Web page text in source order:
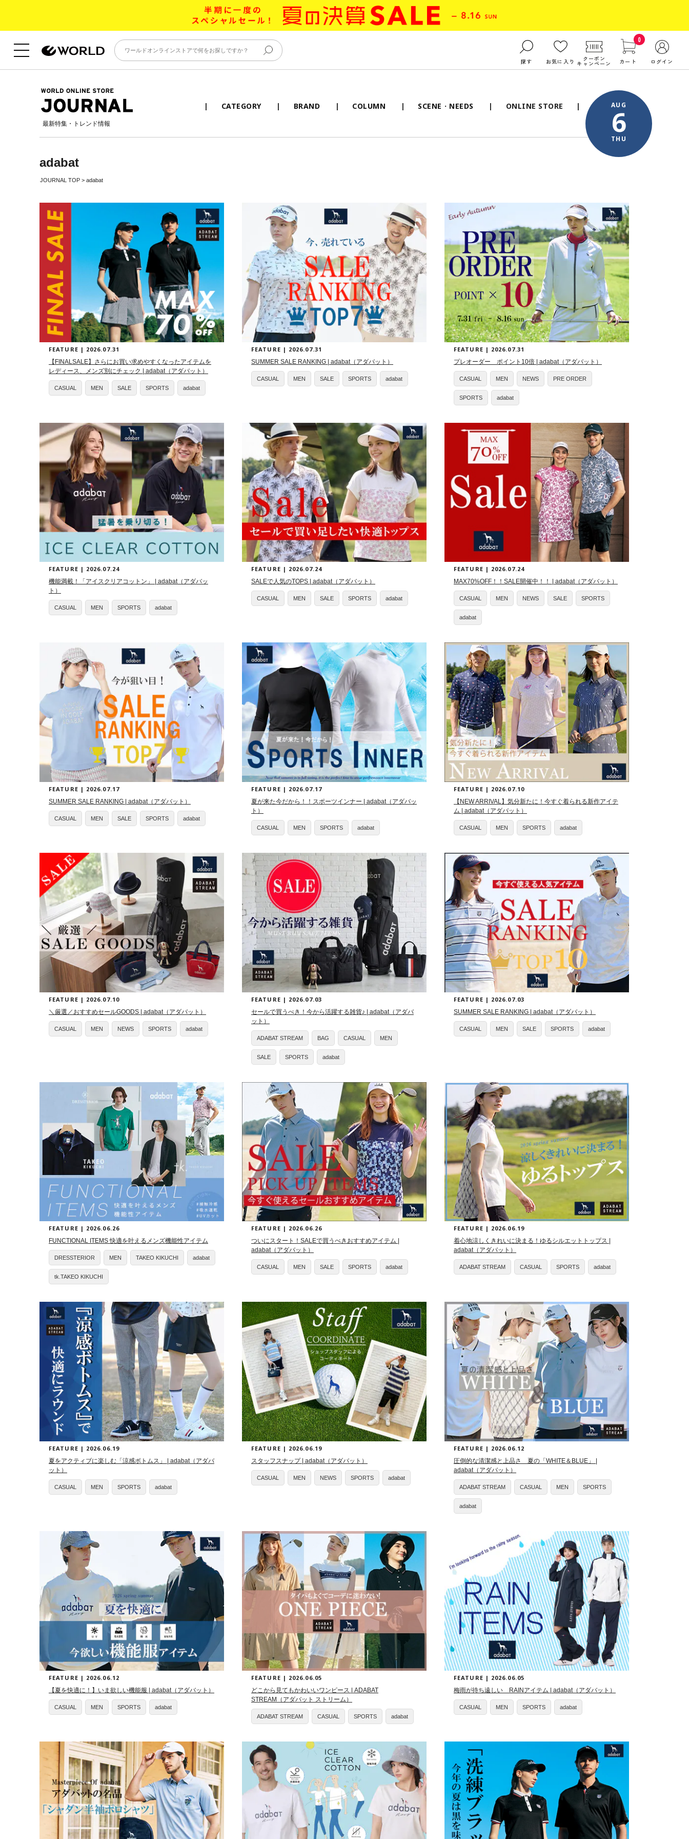
探す お気に入り クーポン
キャンペーン
0
カート ログイン
最新特集・トレンド情報
CATEGORY BRAND COLUMN SCENE・NEEDS ONLINE STORE AUG
6
THU
adabat
JOURNAL TOP > adabat
FEATURE | 2026.07.31
【FINALSALE】さらにお買い求めやすくなったアイテムを
レディース、メンズ別にチェック | adabat（アダバット）
CASUAL MEN SALE SPORTS adabat
FEATURE | 2026.07.31
SUMMER SALE RANKING | adabat（アダバット）
CASUAL MEN SALE SPORTS adabat
FEATURE | 2026.07.31
プレオーダー ポイント10倍 | adabat（アダバット）
CASUAL MEN NEWS PRE ORDER
SPORTS adabat
FEATURE | 2026.07.24
機能満載！「アイスクリアコットン」 | adabat（アダバッ
ト）
CASUAL MEN SPORTS adabat
FEATURE | 2026.07.24
SALEで人気のTOPS | adabat（アダバット）
CASUAL MEN SALE SPORTS adabat
FEATURE | 2026.07.24
MAX70%OFF！！SALE開催中！！ | adabat（アダバット）
CASUAL MEN NEWS SALE SPORTS
adabat
FEATURE | 2026.07.17
SUMMER SALE RANKING | adabat（アダバット）
CASUAL MEN SALE SPORTS adabat
FEATURE | 2026.07.17
夏が来た今だから！！スポーツインナー | adabat（アダバッ
ト）
CASUAL MEN SPORTS adabat
FEATURE | 2026.07.10
【NEW ARRIVAL】気分新たに！今すぐ着られる新作アイテ
ム | adabat（アダバット）
CASUAL MEN SPORTS adabat
FEATURE | 2026.07.10
＼厳選／おすすめセールGOODS | adabat（アダバット）
CASUAL MEN NEWS SPORTS adabat
FEATURE | 2026.07.03
セールで買うべき！今から活躍する雑貨♪ | adabat（アダバ
ット）
ADABAT STREAM BAG CASUAL MEN
SALE SPORTS adabat
FEATURE | 2026.07.03
SUMMER SALE RANKING | adabat（アダバット）
CASUAL MEN SALE SPORTS adabat
FEATURE | 2026.06.26
FUNCTIONAL ITEMS 快適を叶えるメンズ機能性アイテム
DRESSTERIOR MEN TAKEO KIKUCHI adabat
tk.TAKEO KIKUCHI
FEATURE | 2026.06.26
ついにスタート！SALEで買うべきおすすめアイテム |
adabat（アダバット）
CASUAL MEN SALE SPORTS adabat
FEATURE | 2026.06.19
着心地涼しくきれいに決まる！ゆるシルエットトップス |
adabat（アダバット）
ADABAT STREAM CASUAL SPORTS adabat
FEATURE | 2026.06.19
夏をアクティブに楽しむ「涼感ボトムス」 | adabat（アダバ
ット）
CASUAL MEN SPORTS adabat
FEATURE | 2026.06.19
スタッフスナップ | adabat（アダバット）
CASUAL MEN NEWS SPORTS adabat
FEATURE | 2026.06.12
圧倒的な清潔感と上品さ 夏の「WHITE＆BLUE」 |
adabat（アダバット）
ADABAT STREAM CASUAL MEN SPORTS
adabat
FEATURE | 2026.06.12
【夏を快適に！】いま欲しい機能服 | adabat（アダバット）
CASUAL MEN SPORTS adabat
FEATURE | 2026.06.05
どこから見てもかわいいワンピース | ADABAT
STREAM（アダバット ストリーム）
ADABAT STREAM CASUAL SPORTS adabat
FEATURE | 2026.06.05
梅雨が待ち遠しい RAINアイテム | adabat（アダバット）
CASUAL MEN SPORTS adabat